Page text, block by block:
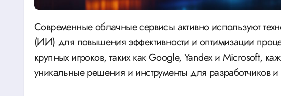
Современные облачные сервисы активно используют технологии искусственного интеллекта
(ИИ) для повышения эффективности и оптимизации
крупных игроков, таких как Google, Yandex и Microsoft,
уникальные решения и инструменты для разработчиков и